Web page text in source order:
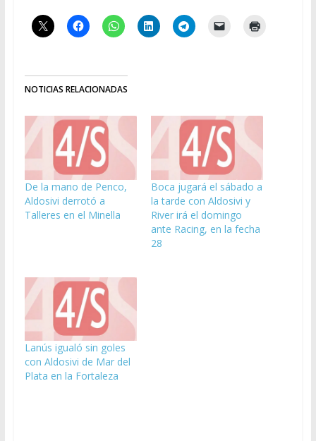
NOTICIAS RELACIONADAS
De la mano de Penco,
Aldosivi derrotó a
Talleres en el Minella
Boca jugará el sábado a
la tarde con Aldosivi y
River irá el domingo
ante Racing, en la fecha
28
Lanús igualó sin goles
con Aldosivi de Mar del
Plata en la Fortaleza